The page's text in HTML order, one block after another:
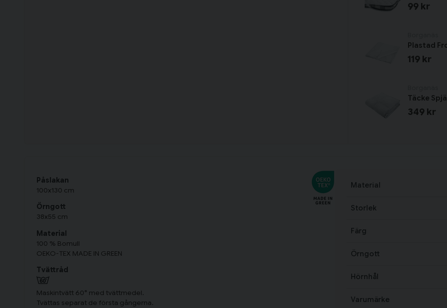
99 kr
Plastad
119 kr
Täcke
349 kr
Påslakan
100x130 cm
Örngott
38x55 cm
Material
100 % Bomull
OEKO-TEX MADE IN GREEN
Tvättråd
Maskintvätt 60° med tvättmedel.
Tvättas separat de första gångerna.
Material
Storlek
Färg
Örngott
Hörnhål
Varumärke